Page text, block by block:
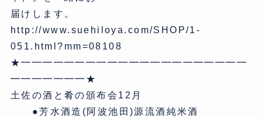
届けします。
http://www.suehiloya.com/SHOP/1-
051.html?mm=08108
★━━━━━━━━━━━━━━━━━━━━━
━━━━━━━★
土佐の酒と肴の頒布会12月
●芳水酒造(阿波池田)源流酒純米酒